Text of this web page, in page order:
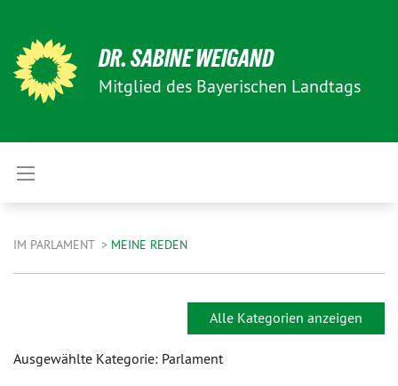
DR. SABINE WEIGAND
Mitglied des Bayerischen Landtags
IM PARLAMENT MEINE REDEN
Alle Kategorien anzeigen
Ausgewählte Kategorie: Parlament